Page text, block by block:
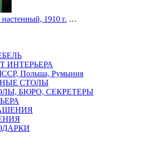
1910 г. …
ИНТЕРЬЕРА
Польша, Румыния
СТОЛЫ
БЮРО, СЕКРЕТЕРЫ